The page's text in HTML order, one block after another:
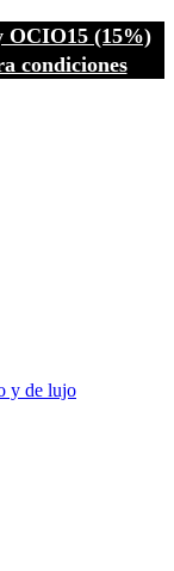
OCIO15 (15%)
condiciones